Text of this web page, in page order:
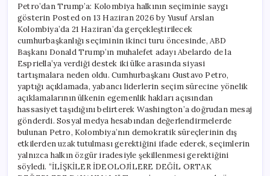
Petro’dan Trump’a: Kolombiya halkının seçiminie saygı
gösterin Posted on 13 Haziran 2026 by Yusuf Arslan
Kolombiya’da 21 Haziran’da gerçekleştirilecek
cumhurbaşkanlığı seçiminin ikinci turu öncesinde, ABD
Başkanı Donald Trump’ın muhalefet adayı Abelardo de la
Espriella’ya verdiği destek iki ülke arasında siyasi
tartışmalara neden oldu. Cumhurbaşkanı Gustavo Petro,
yaptığı açıklamada, yabancı liderlerin seçim sürecine yönelik
açıklamalarının ülkenin egemenlik hakları açısından
hassasiyet taşıdığını belirterek Washington’a doğrudan mesaj
gönderdi. Sosyal medya hesabından değerlendirmelerde
bulunan Petro, Kolombiya’nın demokratik süreçlerinin dış
etkilerden uzak tutulması gerektiğini ifade ederek, seçimlerin
yalnızca halkın özgür iradesiyle şekillenmesi gerektiğini
söyledi. “İLİŞKİLER İDEOLOJİLERE DEĞİL ORTAK